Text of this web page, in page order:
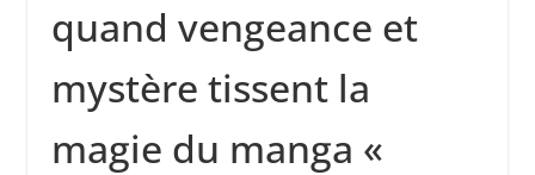
quand vengeance et
mystère tissent la
magie du manga «